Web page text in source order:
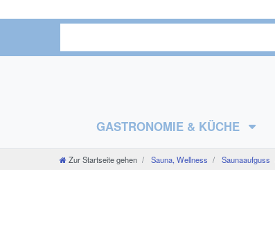
GASTRONOMIE & KÜCHE
Zur Startseite gehen Sauna, Wellness Saunaaufguss